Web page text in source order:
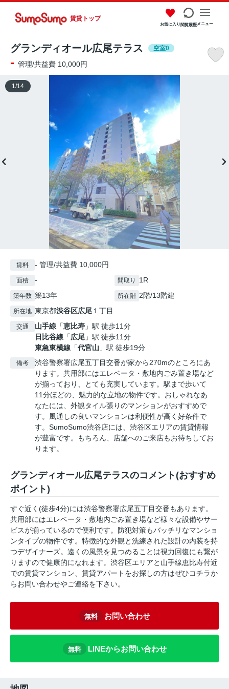
賃貸トップ
お気に入り閲覧履歴メニュー
グランディオール広尾テラス 空室0
- 管理/共益費 10,000円
1 /14
賃料 - 管理/共益費 10,000円
面積 - 間取り 1R
築年数 築13年 所在階 2階/13階建
所在地 東京都渋谷区広尾 １丁目
交通 山手線 「恵比寿 」駅 徒歩11分
日比谷線 「広尾 」駅 徒歩11分
東急東横線 「代官山 」駅 徒歩19分
備考
渋谷警察署広尾五丁目交番が家から270mのところにあ
ります。共用部にはエレベータ・敷地内ごみ置き場など
が揃っており、とても充実しています。駅まで歩いて
11分ほどの、魅力的な立地の物件です。おしゃれなあ
なたには、外観タイル張りのマンションがおすすめで
す。風通しの良いマンションは利便性が高く好条件で
す。SumoSumo渋谷店には、渋谷区エリアの賃貸情報
が豊富です。もちろん、店舗へのご来店もお待ちしてお
ります。
グランディオール広尾テラスのコメント(おすすめ
ポイント)
すぐ近く(徒歩4分)には渋谷警察署広尾五丁目交番もあります。
共用部にはエレベータ・敷地内ごみ置き場など様々な設備やサー
ビスが揃っているので便利です。防犯対策もバッチリなマンショ
ンタイプの物件です。特徴的な外観と洗練された設計の内装を持
つデザイナーズ。遠くの風景を見つめることは視力回復にも繋が
りますので健康的になれます。渋谷区エリアと山手線恵比寿付近
での賃貸マンション、賃貸アパートをお探しの方はぜひコチラか
らお問い合わせやご連絡を下さい。
無料 お問い合わせ
無料 LINEからお問い合わせ